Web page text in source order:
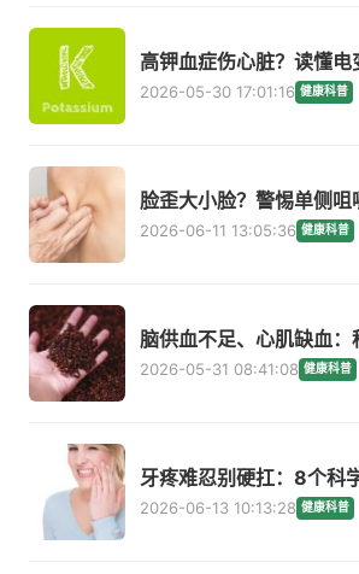
高钾血症伤心脏？读懂电
2026-05-30 17:01:16 健康科普
脸歪大小脸？警惕单侧咀
2026-06-11 13:05:36 健康科普
脑供血不足、心肌缺血：
2026-05-31 08:41:08 健康科普
牙疼难忍别硬扛：8个科
2026-06-13 10:13:28 健康科普